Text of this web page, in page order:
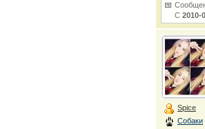
С 2010-
Spice
Собаки